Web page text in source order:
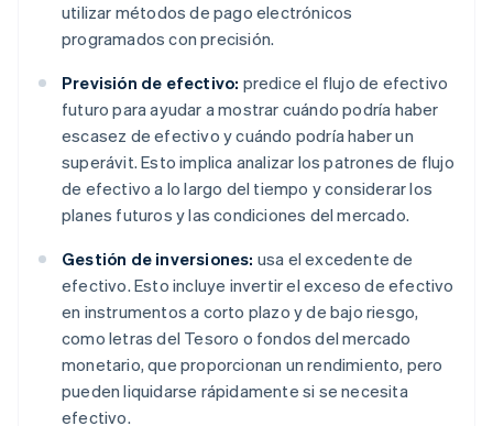
utilizar métodos de pago electrónicos
programados con precisión.
Previsión de efectivo: predice el flujo de efectivo
futuro para ayudar a mostrar cuándo podría haber
escasez de efectivo y cuándo podría haber un
superávit. Esto implica analizar los patrones de flujo
de efectivo a lo largo del tiempo y considerar los
planes futuros y las condiciones del mercado.
Gestión de inversiones: usa el excedente de
efectivo. Esto incluye invertir el exceso de efectivo
en instrumentos a corto plazo y de bajo riesgo,
como letras del Tesoro o fondos del mercado
monetario, que proporcionan un rendimiento, pero
pueden liquidarse rápidamente si se necesita
efectivo.